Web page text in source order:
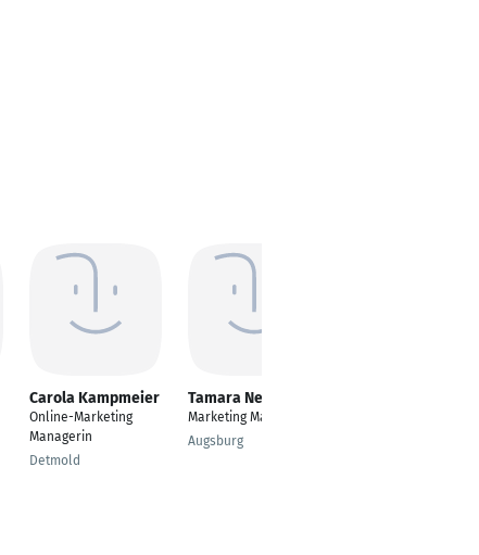
Carola Kampmeier
Online-Marketing
Managerin
Detmold
Tamara Negele
Marketing Managerin
Augsburg